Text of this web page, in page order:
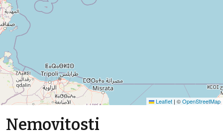
Leaflet | ©OpenStreetMap
Nemovitosti